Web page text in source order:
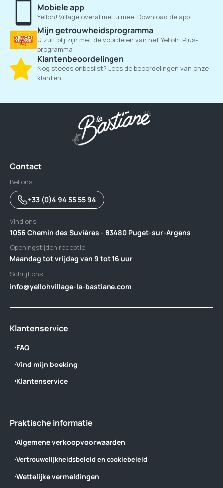
Mobiele app
Yelloh! Village overal met u mee. Download de app!
Mijn getrouwheidsprogramma
U zult blij zijn met de voordelen van het Yelloh! Plus-
programma
Klantenbeoordelingen
Nog steeds onbeslist? Lees de beoordelingen van onze
klanten
Contact
Bel ons
+33 (0)4 94 55 55 94
Vind ons
1056 Chemin des Suvières - 83480 Puget-sur-Argens
Openingstijden receptie
Maandag tot vrijdag van 9 tot 16 uur
Schrijf ons
info@yellohvillage-la-bastiane.com
Klantenservice
FAQ
Vind mijn boeking
Klantenservice
Praktische informatie
Algemene verkoopvoorwaarden
Vertrouwelijkheidsbeleid en cookiebeleid
Wettelijke vermeldingen